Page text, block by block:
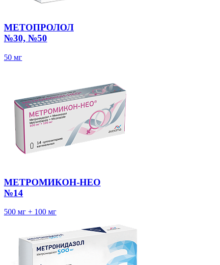
МЕТОПРОЛОЛ
№30, №50
50 мг
МЕТРОМИКОН-НЕО
№14
500 мг + 100 мг